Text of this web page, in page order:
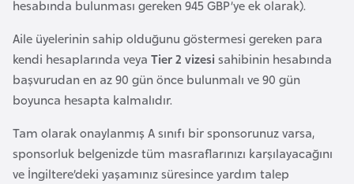
hesabında bulunması gereken 945 GBP’ye ek olarak).
Aile üyelerinin sahip olduğunu göstermesi gereken para
kendi hesaplarında veya Tier 2 vizesi sahibinin hesabında
başvurudan en az 90 gün önce bulunmalı ve 90 gün
boyunca hesapta kalmalıdır.
Tam olarak onaylanmış A sınıfı bir sponsorunuz varsa,
sponsorluk belgenizde tüm masraflarınızı karşılayacağını
ve İngiltere’deki yaşamınız süresince yardım talep
E
s
t
o
y
a